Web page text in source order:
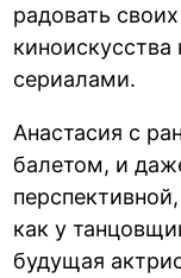
радовать
сериалами.
Анастасия с
балетом, и
как у
будущая